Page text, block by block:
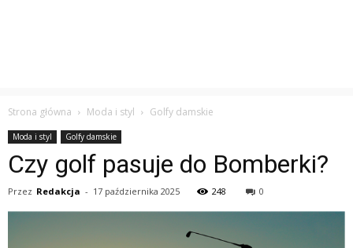
Strona główna Moda i styl Golfy damskie
Moda i styl Golfy damskie
Czy golf pasuje do Bomberki?
Przez Redakcja - 17 października 2025 248 0